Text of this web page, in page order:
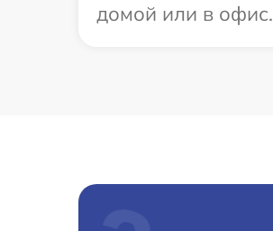
домой или в офис.